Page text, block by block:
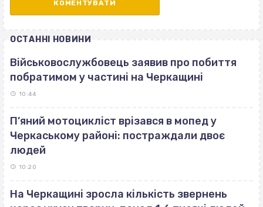
ОСТАННІ НОВИНИ
Військовослужбовець заявив про побиття
побратимом у частині на Черкащині
10:44
П’яний мотоцикліст врізався в мопед у
Черкаському районі: постраждали двоє
людей
10:20
На Черкащині зросла кількість звернень